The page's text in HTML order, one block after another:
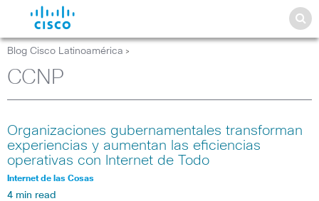
Blog Cisco Latinoamérica >
CCNP
Organizaciones gubernamentales transforman
experiencias y aumentan las eficiencias
operativas con Internet de Todo
Internet de las Cosas
4 min read